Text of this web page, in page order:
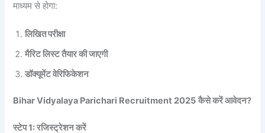
माध्यम से होगा:
लिखित परीक्षा
मैरिट लिस्ट तैयार की जाएगी
डॉक्यूमेंट वेरिफिकेशन
Bihar Vidyalaya Parichari Recruitment 2025 कैसे करें आवेदन?
स्टेप 1: रजिस्ट्रेशन करें